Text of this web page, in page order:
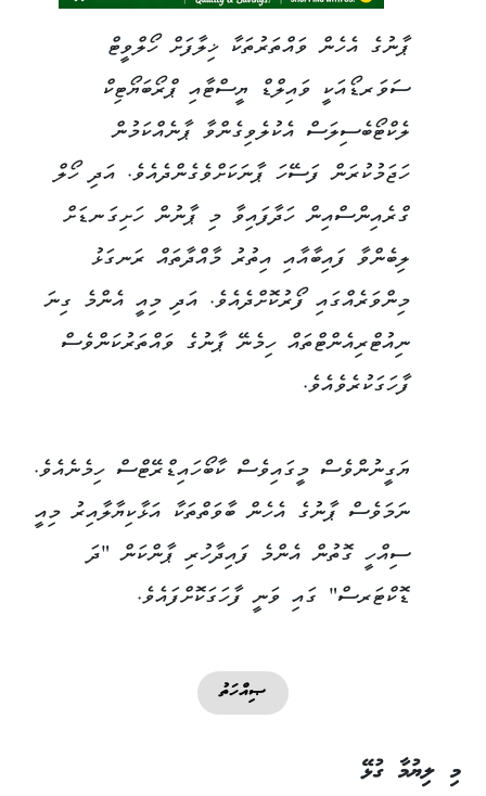
ޕާނުގެ އެހެން ވައްތަރުތަކާ ޚިލާފަށް ހޯލްވީޓް
ސަވަރޑޯއަކީ ވައިލްޑް ޔީސްޓާއި ޕްރޯބަޔޯޓިކް
ލެކްޓޯބެސިލަސް އެކުލެވިގެންވާ ޕާނެއްކަމުން
ހަޖަމުކުރަން ފަސޭހަ ޕާނަކަށްވެގެންދެއެވެ. އަދި ހޯލް
ގްރެއިންސްއިން ހަދާފައިވާ މި ޕާނުން ހަށިގަނޑަށް
ލިބެންވާ ފައިބާއާއި އިތުރު މާއްދާތައް ރަނގަޅު
މިންވަރެއްގައި ފޯރުކޮށްދެއެވެ. އަދި މިއީ އެންމެ ގިނަ
ނިއުޓްރިއެންޓްތައް ހިމެނޭ ޕާނުގެ ވައްތަރުކަންވެސް
ފާހަގަކުރެވެއެވެ.
ޔަގީނުންވެސް މީގައިވެސް ކާބޯހައިޑްރޭޓްސް ހިމެނެއެވެ.
ނަމަވެސް ޕާނުގެ އެހެން ބާވަތްތަކާ އަޅާކިޔާލާއިރު މިއީ
ސިއްހީ ގޮތުން އެންމެ ފައިދާހުރި ޕާންކަން "ދަ
ޑޮކްޓަރސް" ގައި ވަނީ ފާހަގަކޮށްފައެވެ.
ޞިއްހަތު
މި ލިޔުމާ ގުޅޭ